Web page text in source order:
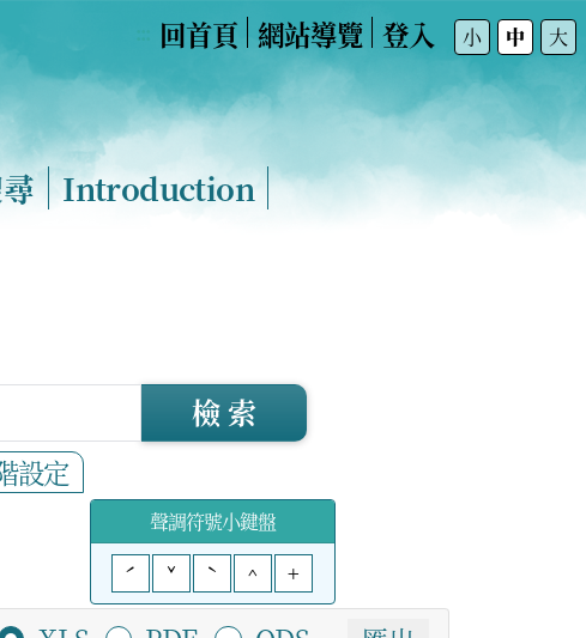
回首頁 網站導覽 登入 小 中 大
Introduction
設定
檢 索
聲調符號小鍵盤
ˊ
ˇ ˋ ^ +